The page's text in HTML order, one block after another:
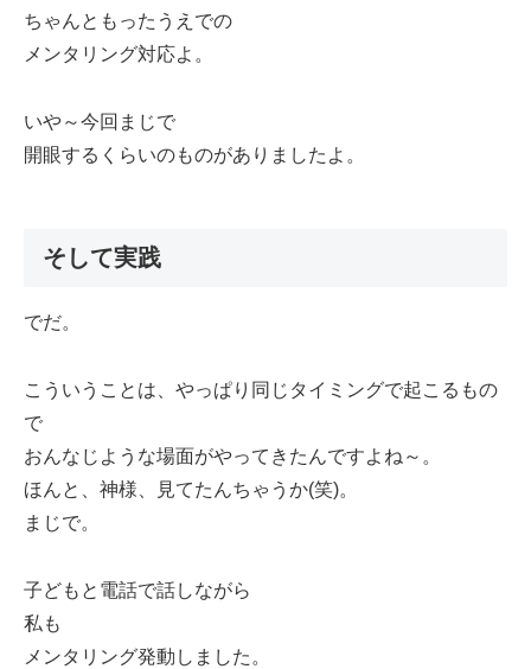
ちゃんともったうえでの
メンタリング対応よ。
いや～今回まじで
開眼するくらいのものがありましたよ。
そして実践
でだ。
こういうことは、やっぱり同じタイミングで起こるもの
で
おんなじような場面がやってきたんですよね～。
ほんと、神様、見てたんちゃうか(笑)。
まじで。
子どもと電話で話しながら
私も
メンタリング発動しました。